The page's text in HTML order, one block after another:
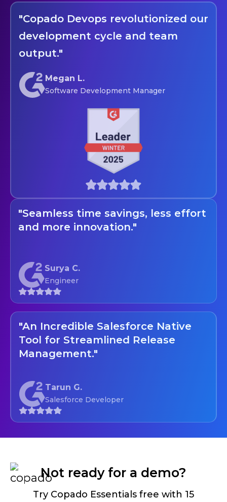
"Copado Devops revolutionized our
development cycle and team
output."
Megan L.
Software Development Manager
"Seamless time savings, less effort
and more innovation."
Surya C.
Engineer
"An Incredible Salesforce Native
Tool for Streamlined Release
Management."
Tarun G.
Salesforce Developer
Not ready for a demo?
Try Copado Essentials free with 15